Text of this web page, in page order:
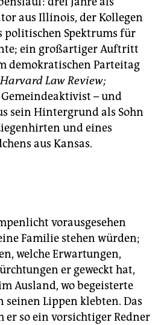
aus Illinois, der Kollegen
politischen Spektrums für
ein großartiger Auftritt
demokratischen Parteitag
Harvard Law Review;
– und
sein Hintergrund als Sohn
und eines
aus Kansas.
vorausgesehen
Familie stehen würden;
welche Erwartungen,
er geweckt hat,
Ausland, wo begeisterte
seinen Lippen klebten. Das
er so ein vorsichtiger Redner